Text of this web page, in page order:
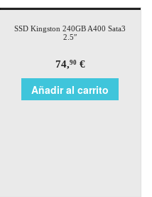
SSD Kingston 240GB A400 Sata3
2.5″
74,90€
Añadir al carrito